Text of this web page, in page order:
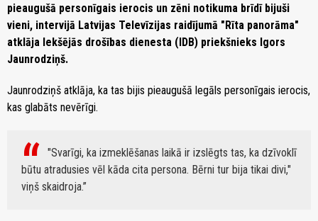
pieaugušā personīgais ierocis un zēni notikuma brīdī bijuši
vieni, intervijā Latvijas Televīzijas raidījumā "Rīta panorāma"
atklāja Iekšējās drošības dienesta (IDB) priekšnieks Igors
Jaunrodziņš.
Jaunrodziņš atklāja, ka tas bijis pieaugušā legāls personīgais ierocis,
kas glabāts nevērīgi.
"Svarīgi, ka izmeklēšanas laikā ir izslēgts tas, ka dzīvoklī
būtu atradusies vēl kāda cita persona. Bērni tur bija tikai divi,"
viņš skaidroja.